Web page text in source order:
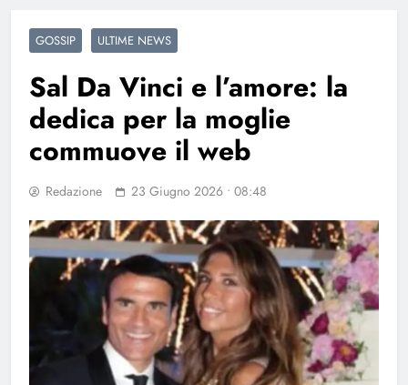
GOSSIP ULTIME NEWS
Sal Da Vinci e l’amore: la
dedica per la moglie
commuove il web
Redazione 23 Giugno 2026 • 08:48